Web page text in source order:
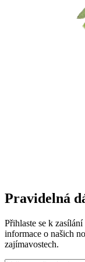
Pravidelná
Přihlaste se k
informace o našich
zajímavostech.